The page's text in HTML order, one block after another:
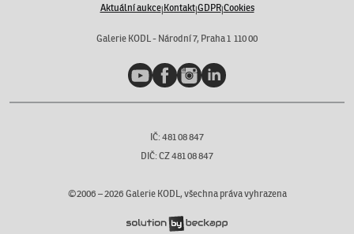
Aktuální aukce|Kontakt|GDPR|Cookies
Galerie KODL - Národní 7, Praha 1 110 00
YouTubeFacebookInstagramLinkedIn
IČ: 481 08 847
DIČ: CZ 481 08 847
©2006 –2026 Galerie KODL, všechna práva vyhrazena